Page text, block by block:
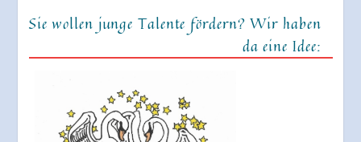
Sie wollen junge Talente fördern? Wir haben
da eine Idee: